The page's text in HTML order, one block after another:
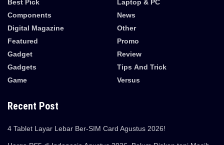
Best Pick
Components
Digital Magazine
Featured
Gadget
Gadgets
Game
Laptop & PC
News
Other
Promo
Review
Tips And Trick
Versus
Recent Post
4 Tablet Layar Lebar Ber-SIM Card Agustus 2026!